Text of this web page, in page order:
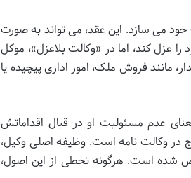
می سازد. این عقد، می تواند به صورت
عزل کند، اما در «وکالت بلاعزل»، موکل
مانند فروش ملک، امور اداری پیچیده یا
عدم مسئولیت او در قبال اقداماتش
در وکالت نامه است. وظیفه اصلی وکیل،
شده است. هرگونه تخطی از این اصول،